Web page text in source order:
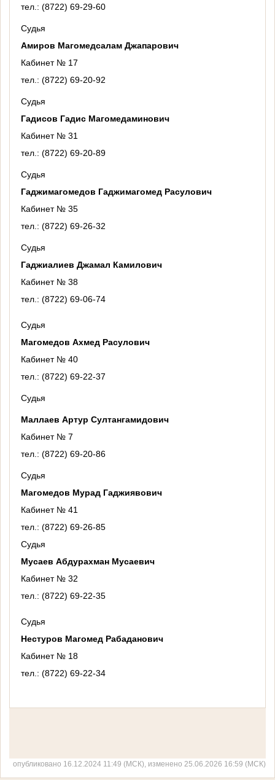
тел.: (8722) 69-29-60
Судья
Амиров Магомедсалам Джапарович
Кабинет № 17
тел.: (8722) 69-20-92
Судья
Гадисов Гадис Магомедаминович
Кабинет № 31
тел.: (8722) 69-20-89
Судья
Гаджимагомедов Гаджимагомед Расулович
Кабинет № 35
тел.: (8722) 69-26-32
Судья
Гаджиалиев Джамал Камилович
Кабинет № 38
тел.: (8722) 69-06-74
Судья
Магомедов Ахмед Расулович
Кабинет № 40
тел.: (8722) 69-22-37
Судья
Маллаев Артур Султангамидович
Кабинет № 7
тел.: (8722) 69-20-86
Судья
Магомедов Мурад Гаджиявович
Кабинет № 41
тел.: (8722) 69-26-85
Судья
Мусаев Абдурахман Мусаевич
Кабинет № 32
тел.: (8722) 69-22-35
Судья
Нестуров Магомед Рабаданович
Кабинет № 18
тел.: (8722) 69-22-34
опубликовано 16.12.2024 11:49 (МСК), изменено 25.06.2026 16:59 (МСК)